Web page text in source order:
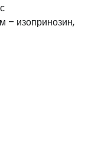
– изопринозин,